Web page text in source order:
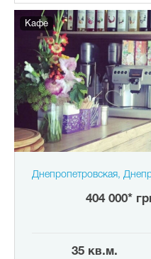
Кафе
Днепропетровская,
404 000*
35 кв.м.